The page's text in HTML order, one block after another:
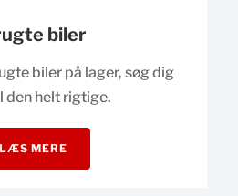
biler
biler på lager, søg dig
den helt rigtige.
LÆS MERE